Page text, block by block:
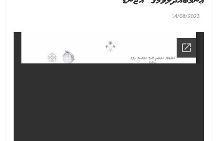
14/08/2023